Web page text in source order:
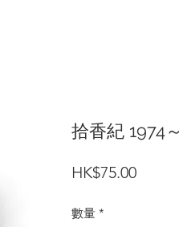
拾香紀 1974
HK$75.00價
數量 *